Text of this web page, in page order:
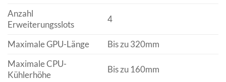
Anzahl
Erweiterungsslots
4
Maximale GPU-Länge
Bis zu 320mm
Maximale CPU-
Kühlerhöhe
Bis zu 160mm